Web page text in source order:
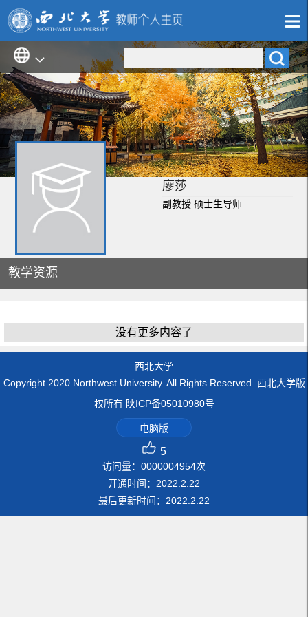
廖莎
副教授 硕士生导师
教学资源
没有更多内容了
西北大学
Copyright 2020 Northwest University. All Rights Reserved. 西北大学版
权所有 陕ICP备05010980号
电脑版
5
访问量： 0000004954次
开通时间： 2022 2 22
最后更新时间： 2022 2 22